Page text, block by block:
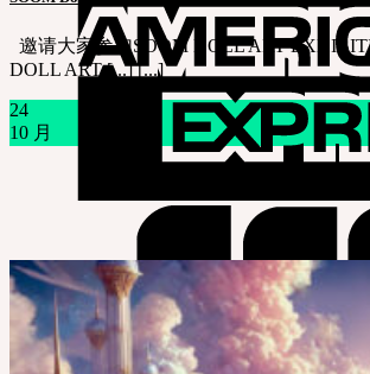
邀请大家参加SOOM DOLL ART
DOLL ART [...] [...]
24
10 月